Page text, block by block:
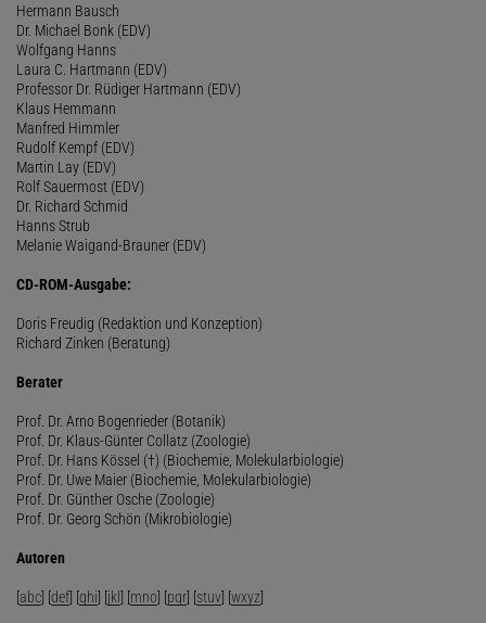
Hermann Bausch
Dr. Michael Bonk (EDV)
Wolfgang Hanns
Laura C. Hartmann (EDV)
Professor Dr. Rüdiger Hartmann (EDV)
Klaus Hemmann
Manfred Himmler
Rudolf Kempf (EDV)
Martin Lay (EDV)
Rolf Sauermost (EDV)
Dr. Richard Schmid
Hanns Strub
Melanie Waigand-Brauner (EDV)
CD-ROM-Ausgabe:
Doris Freudig (Redaktion und Konzeption)
Richard Zinken (Beratung)
Berater
Prof. Dr. Arno Bogenrieder (Botanik)
Prof. Dr. Klaus-Günter Collatz (Zoologie)
Prof. Dr. Hans Kössel (†) (Biochemie, Molekularbiologie)
Prof. Dr. Uwe Maier (Biochemie, Molekularbiologie)
Prof. Dr. Günther Osche (Zoologie)
Prof. Dr. Georg Schön (Mikrobiologie)
Autoren
[abc] [def] [ghi] [jkl] [mno] [pqr] [stuv] [wxyz]